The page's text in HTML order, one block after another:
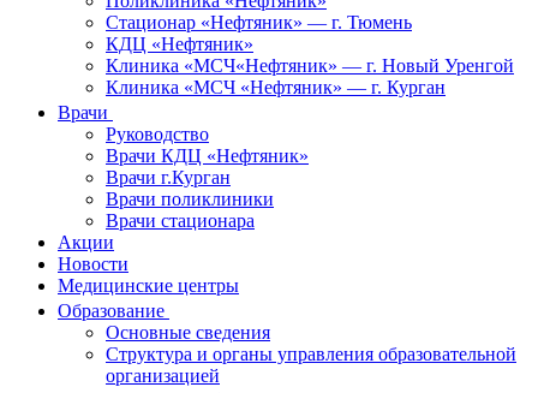
Стационар «Нефтяник» — г. Тюмень
КДЦ «Нефтяник»
Клиника «МСЧ«Нефтяник» — г. Новый Уренгой
Клиника «МСЧ «Нефтяник» — г. Курган
Врачи
Руководство
Врачи КДЦ «Нефтяник»
Врачи г.Курган
Врачи поликлиники
Врачи стационара
Акции
Новости
Медицинские центры
Образование
Основные сведения
Структура и органы управления образовательной
организацией